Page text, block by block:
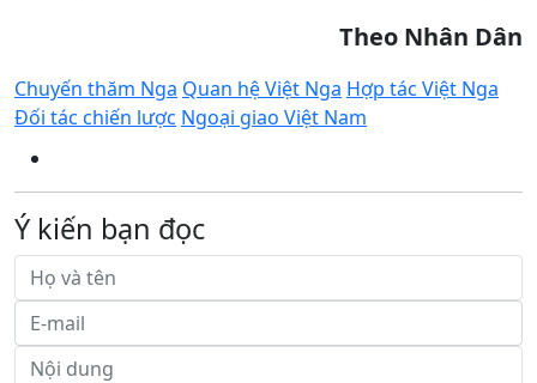
Theo Nhân Dân
Chuyến thăm Nga Quan hệ Việt Nga Hợp tác Việt Nga
Đối tác chiến lược Ngoại giao Việt Nam
Ý kiến bạn đọc